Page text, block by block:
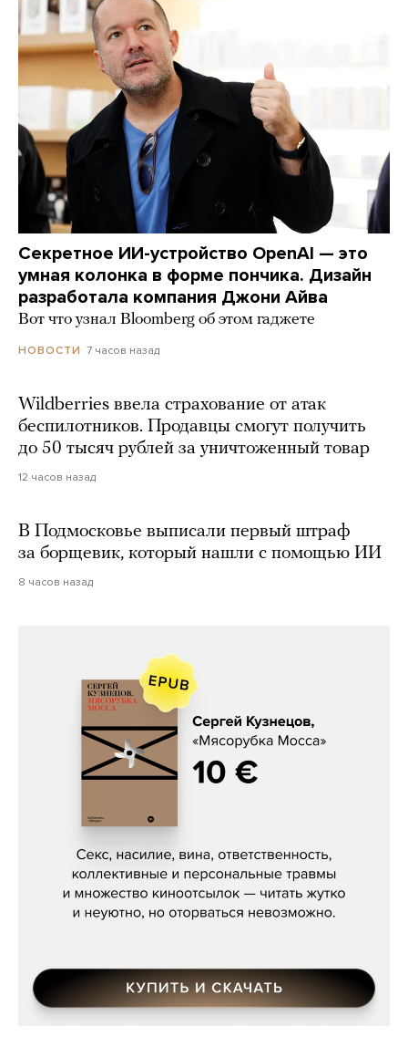
Секретное ИИ-устройство OpenAI — это
умная колонка в форме пончика. Дизайн
разработала компания Джони Айва
Вот что узнал Bloomberg об этом гаджете
НОВОСТИ 7 часов назад
Wildberries ввела страхование от атак
беспилотников. Продавцы смогут получить
до 50 тысяч рублей за уничтоженный товар
12 часов назад
В Подмосковье выписали первый штраф
за борщевик, который нашли с помощью ИИ
8 часов назад
Сергей Кузнецов, «Мясорубка